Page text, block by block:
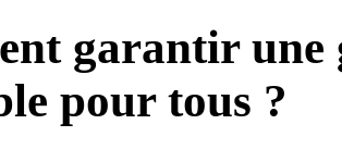
garantir
pour tous ?